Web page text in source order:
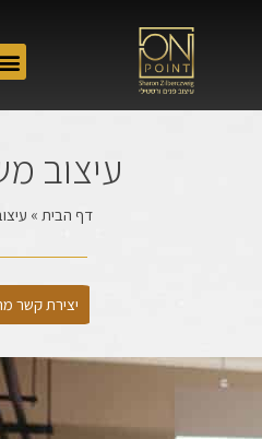
עיצוב
דף הבית »
יצירת קשר